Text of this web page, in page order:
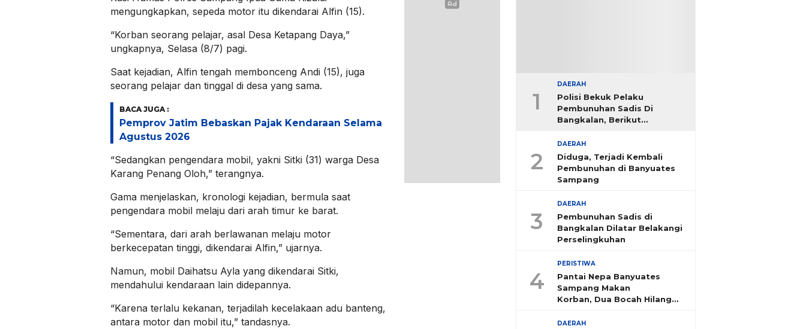
mengungkapkan, sepeda motor itu dikendarai Alfin (15).
“Korban seorang pelajar, asal Desa Ketapang Daya,”
ungkapnya, Selasa (8/7) pagi.
Saat kejadian, Alfin tengah membonceng Andi (15), juga
seorang pelajar dan tinggal di desa yang sama.
BACA JUGA :
Pemprov Jatim Bebaskan Pajak Kendaraan Selama
Agustus 2026
“Sedangkan pengendara mobil, yakni Sitki (31) warga Desa
Karang Penang Oloh,” terangnya.
Gama menjelaskan, kronologi kejadian, bermula saat
pengendara mobil melaju dari arah timur ke barat.
“Sementara, dari arah berlawanan melaju motor
berkecepatan tinggi, dikendarai Alfin,” ujarnya.
Namun, mobil Daihatsu Ayla yang dikendarai Sitki,
mendahului kendaraan lain didepannya.
“Karena terlalu kekanan, terjadilah kecelakaan adu banteng,
antara motor dan mobil itu,” tandasnya.
1
DAERAH
Polisi Bekuk Pelaku
Pembunuhan Sadis Di
Bangkalan, Berikut
2
DAERAH
Diduga, Terjadi Kembali
Pembunuhan di Banyuates
Sampang
3
DAERAH
Pembunuhan Sadis di
Bangkalan Dilatar Belakangi
Perselingkuhan
4
PERISTIWA
Pantai Nepa Banyuates
Sampang Makan
Korban, Dua Bocah Hilang
DAERAH